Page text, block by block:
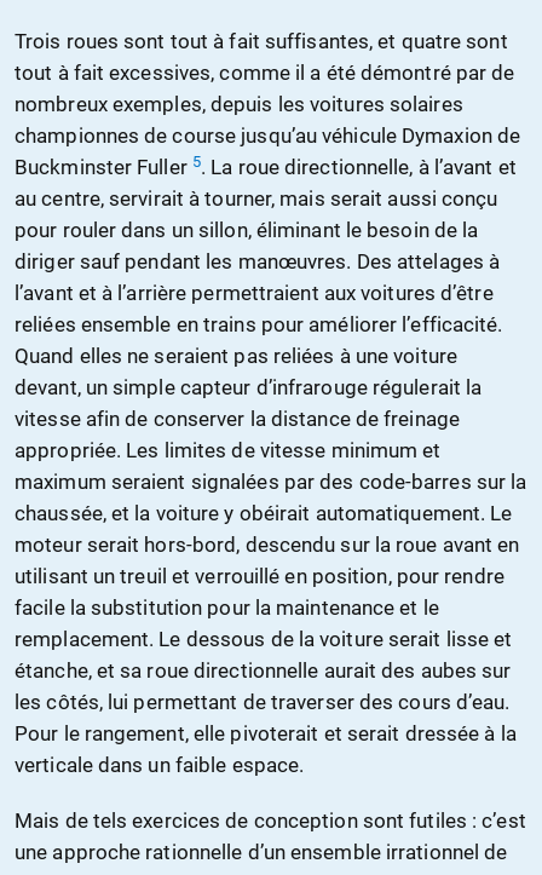
Trois roues sont tout à fait suffisantes, et quatre sont
tout à fait excessives, comme il a été démontré par de
nombreux exemples, depuis les voitures solaires
championnes de course jusqu’au véhicule Dymaxion de
Buckminster Fuller 5. La roue directionnelle, à l’avant et
au centre, servirait à tourner, mais serait aussi conçu
pour rouler dans un sillon, éliminant le besoin de la
diriger sauf pendant les manœuvres. Des attelages à
l’avant et à l’arrière permettraient aux voitures d’être
reliées ensemble en trains pour améliorer l’efficacité.
Quand elles ne seraient pas reliées à une voiture
devant, un simple capteur d’infrarouge régulerait la
vitesse afin de conserver la distance de freinage
appropriée. Les limites de vitesse minimum et
maximum seraient signalées par des code-barres sur la
chaussée, et la voiture y obéirait automatiquement. Le
moteur serait hors-bord, descendu sur la roue avant en
utilisant un treuil et verrouillé en position, pour rendre
facile la substitution pour la maintenance et le
remplacement. Le dessous de la voiture serait lisse et
étanche, et sa roue directionnelle aurait des aubes sur
les côtés, lui permettant de traverser des cours d’eau.
Pour le rangement, elle pivoterait et serait dressée à la
verticale dans un faible espace.
Mais de tels exercices de conception sont futiles : c’est
une approche rationnelle d’un ensemble irrationnel de